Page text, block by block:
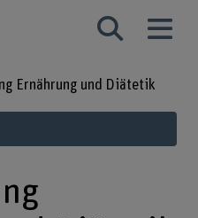
Ernährung und Diätetik